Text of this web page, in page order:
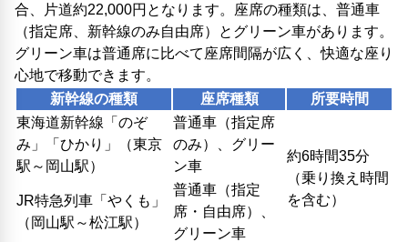
合、片道約22,000円となります。座席の種類は、普通車
（指定席、新幹線のみ自由席）とグリーン車があります。
グリーン車は普通席に比べて座席間隔が広く、快適な座り
心地で移動できます。
新幹線の種類
座席種類
所要時間
東海道新幹線「のぞ
み」「ひかり」（東京
駅～岡山駅）
普通車（指定席
のみ）、グリー
ン車
約6時間35分
（乗り換え時間
を含む）
JR特急列車「やくも」
（岡山駅～松江駅）
普通車（指定
席・自由席）、
グリーン車